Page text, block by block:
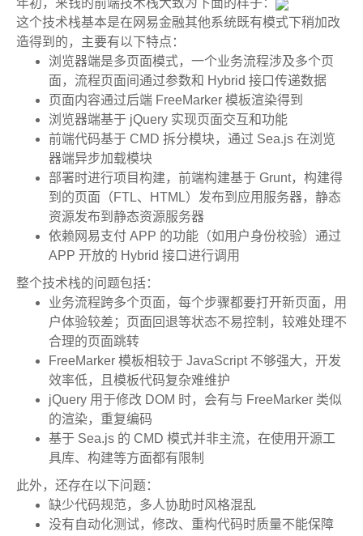
年初，来钱的前端技术栈大致为下面的样子：
这个技术栈基本是在网易金融其他系统既有模式下稍加改
造得到的，主要有以下特点：
浏览器端是多页面模式，一个业务流程涉及多个页
面，流程页面间通过参数和 Hybrid 接口传递数据
页面内容通过后端 FreeMarker 模板渲染得到
浏览器端基于 jQuery 实现页面交互和功能
前端代码基于 CMD 拆分模块，通过 Sea.js 在浏览
器端异步加载模块
部署时进行项目构建，前端构建基于 Grunt，构建得
到的页面（FTL、HTML）发布到应用服务器，静态
资源发布到静态资源服务器
依赖网易支付 APP 的功能（如用户身份校验）通过
APP 开放的 Hybrid 接口进行调用
整个技术栈的问题包括：
业务流程跨多个页面，每个步骤都要打开新页面，用
户体验较差；页面回退等状态不易控制，较难处理不
合理的页面跳转
FreeMarker 模板相较于 JavaScript 不够强大，开发
效率低，且模板代码复杂难维护
jQuery 用于修改 DOM 时，会有与 FreeMarker 类似
的渲染，重复编码
基于 Sea.js 的 CMD 模式并非主流，在使用开源工
具库、构建等方面都有限制
此外，还存在以下问题：
缺少代码规范，多人协助时风格混乱
没有自动化测试，修改、重构代码时质量不能保障